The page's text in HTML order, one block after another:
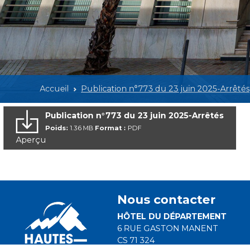
Accueil Publication n°773 du 23 juin 2025-Arrêtés
Publication n°773 du 23 juin 2025-Arrêtés
Poids: 1.36 MB Format : PDF
Aperçu
Nous contacter
HÔTEL DU DÉPARTEMENT
6 RUE GASTON MANENT
CS 71 324